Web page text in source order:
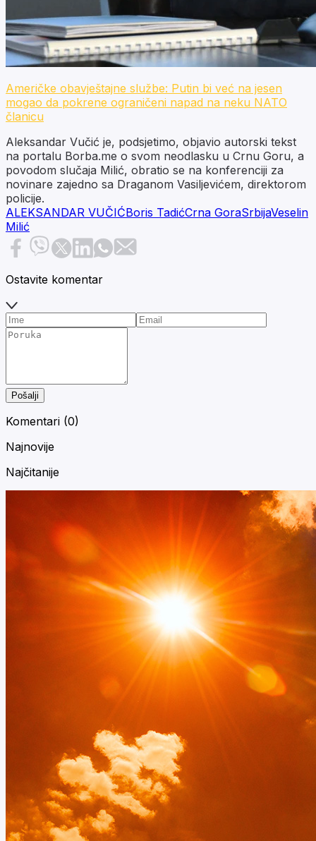
Američke obavještajne službe: Putin bi već na jesen
mogao da pokrene ograničeni napad na neku NATO
članicu
Aleksandar Vučić je, podsjetimo, objavio autorski tekst
na portalu Borba.me o svom neodlasku u Crnu Goru, a
povodom slučaja Milić, obratio se na konferenciji za
novinare zajedno sa Draganom Vasiljevićem, direktorom
policije.
ALEKSANDAR VUČIĆBoris TadićCrna GoraSrbijaVeselin
Milić
Ostavite komentar
Pošalji
Komentari (0)
Najnovije
Najčitanije